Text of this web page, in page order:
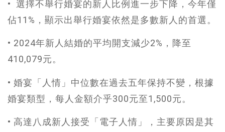
• 選擇不舉行婚宴的新人比例進一步下降，今年僅
佔11%，顯示出舉行婚宴依然是多數新人的首選。
• 2024年新人結婚的平均開支減少2%，降至
410,079元。
• 婚宴「人情」中位數在過去五年保持不變，根據
婚宴類型，每人金額介乎300元至1,500元。
• 高達八成新人接受「電子人情」，主要原因是其